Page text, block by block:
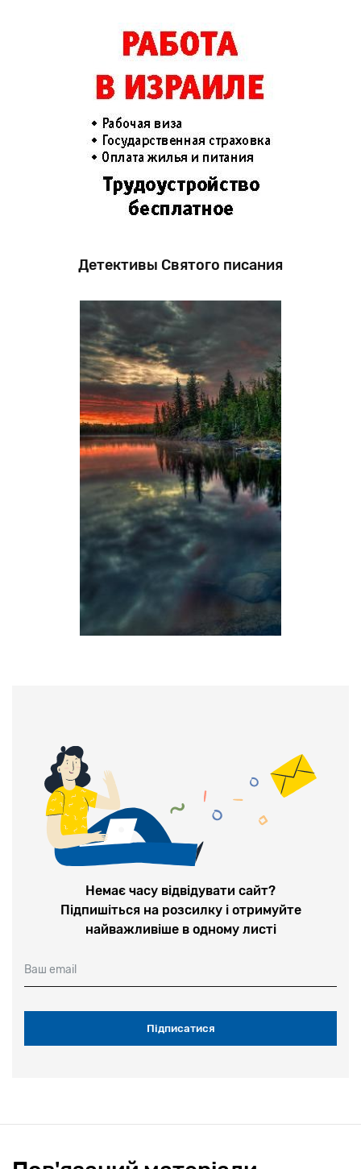
Детективы Святого писания
Немає часу відвідувати сайт?
Підпишіться на розсилку і отримуйте
найважливіше в одному листі
Ваш email